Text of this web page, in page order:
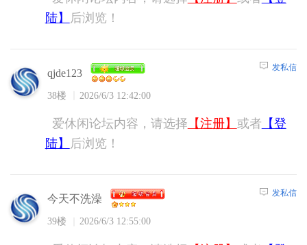
陆】
后浏览！
qjde123
38楼 2026/6/3 12:42:00
发私信
爱休闲论坛内容，请选择 【注册】 或者 【登
陆】
后浏览！
今天不洗澡
39楼 2026/6/3 12:55:00
发私信